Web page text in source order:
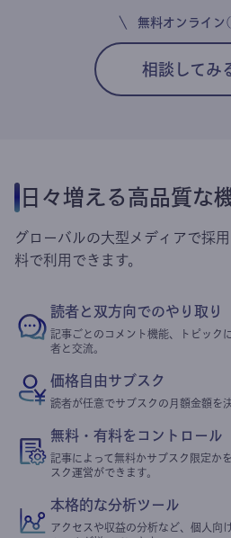
無料オンライ
相談してみ
日々増える高品質な
グローバルの大型メディアで採
料で利用できます。
読者と双方向でのやり取り
記事ごとのコメント機能、トピック
者と交流。
価格自由サブスク
読者が任意でサブスクの月額金額を
無料・有料をコントロール
記事によって無料かサブスク限定か
スク運営ができます。
本格的な分析ツール
アクセスや収益の分析など、個人向